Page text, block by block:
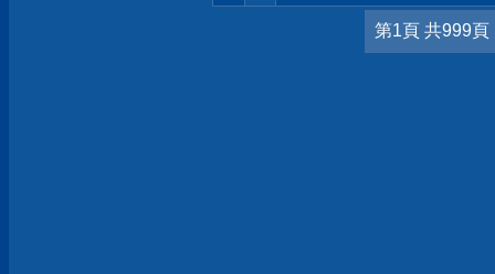
第1頁 共999頁